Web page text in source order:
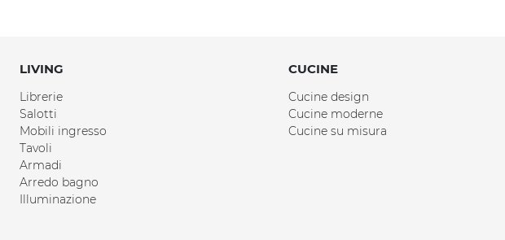
LIVING
Librerie
Salotti
Mobili ingresso
Tavoli
Armadi
Arredo bagno
Illuminazione
CUCINE
Cucine design
Cucine moderne
Cucine su misura